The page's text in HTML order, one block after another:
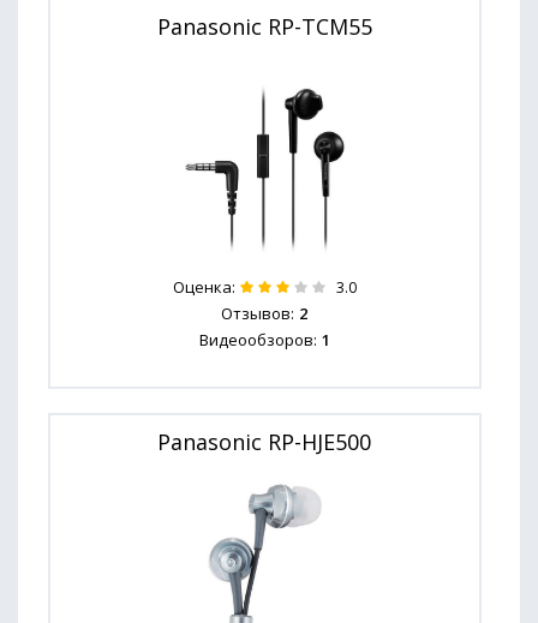
Panasonic RP-TCM55
Оценка: 3.0
Отзывов: 2
Видеообзоров: 1
Panasonic RP-HJE500